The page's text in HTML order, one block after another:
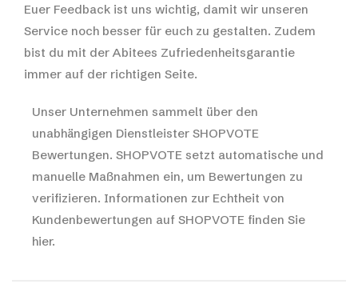
Euer Feedback ist uns wichtig, damit wir unseren
Service noch besser für euch zu gestalten. Zudem
bist du mit der Abitees Zufriedenheitsgarantie
immer auf der richtigen Seite.
Unser Unternehmen sammelt über den
unabhängigen Dienstleister SHOPVOTE
Bewertungen. SHOPVOTE setzt automatische und
manuelle Maßnahmen ein, um Bewertungen zu
verifizieren. Informationen zur Echtheit von
Kundenbewertungen auf SHOPVOTE finden Sie
hier.